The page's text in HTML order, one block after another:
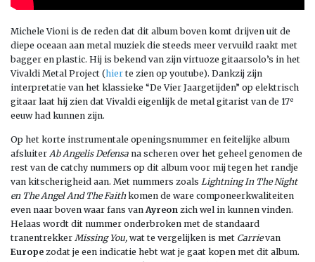
Michele Vioni is de reden dat dit album boven komt drijven uit de
diepe oceaan aan metal muziek die steeds meer vervuild raakt met
bagger en plastic. Hij is bekend van zijn virtuoze gitaarsolo’s in het
Vivaldi Metal Project (hier te zien op youtube). Dankzij zijn
interpretatie van het klassieke “De Vier Jaargetijden” op elektrisch
gitaar laat hij zien dat Vivaldi eigenlijk de metal gitarist van de 17e
eeuw had kunnen zijn.
Op het korte instrumentale openingsnummer en feitelijke album
afsluiter Ab Angelis Defensa na scheren over het geheel genomen de
rest van de catchy nummers op dit album voor mij tegen het randje
van kitscherigheid aan. Met nummers zoals Lightning In The Night
en The Angel And The Faithkomen de ware componeerkwaliteiten
even naar boven waar fans van Ayreon zich wel in kunnen vinden.
Helaas wordt dit nummer onderbroken met de standaard
tranentrekker Missing You, wat te vergelijken is met Carrievan
Europe zodat je een indicatie hebt wat je gaat kopen met dit album.